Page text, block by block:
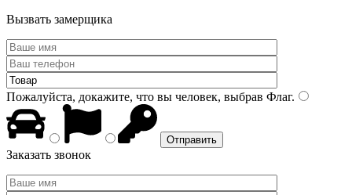
Вызвать замерщика
Пожалуйста, докажите, что вы человек, выбрав Флаг.
Заказать звонок